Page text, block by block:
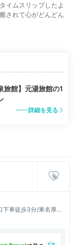
イムスリップしたよ
されて心がどんどん
旅館】元湯旅館の1
詳細を見る
下車徒歩3分/東名厚木